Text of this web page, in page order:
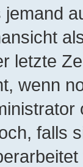
letzte
wenn
falls